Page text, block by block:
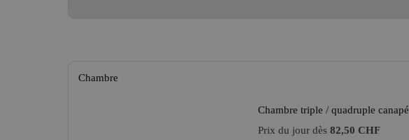
Chambre
Chambre triple / quadruple canapé
Prix du jour dès 82,50 CHF